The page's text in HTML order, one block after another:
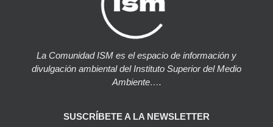
La Comunidad ISM es el espacio de información y
divulgación ambiental del Instituto Superior del Medio
Ambiente….
SUSCRÍBETE A LA NEWSLETTER